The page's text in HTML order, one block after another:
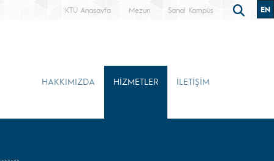
KTÜ Anasayfa Mezun Sanal Kampüs EN
HAKKIMIZDA HİZMETLER İLETİŞİM